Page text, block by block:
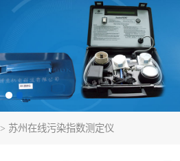
> 苏州在线污染指数测定仪
过滤膜过滤纸
水质分析仪
电导测试笔